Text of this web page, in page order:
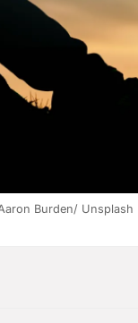
Burden/ Unsplash